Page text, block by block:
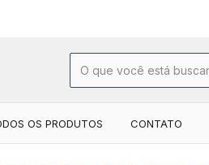
OS PRODUTOS CONTATO